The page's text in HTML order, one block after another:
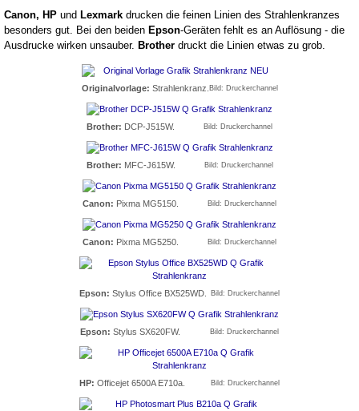
Canon, HP und Lexmark drucken die feinen Linien des Strahlenkranzes
besonders gut. Bei den beiden Epson-Geräten fehlt es an Auflösung - die
Ausdrucke wirken unsauber. Brother druckt die Linien etwas zu grob.
Originalvorlage: Strahlenkranz. Bild: Druckerchannel
Brother: DCP-J515W. Bild: Druckerchannel
Brother: MFC-J615W. Bild: Druckerchannel
Canon: Pixma MG5150. Bild: Druckerchannel
Canon: Pixma MG5250. Bild: Druckerchannel
Epson: Stylus Office BX525WD. Bild: Druckerchannel
Epson: Stylus SX620FW. Bild: Druckerchannel
HP: Officejet 6500A E710a. Bild: Druckerchannel